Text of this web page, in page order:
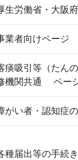
生労働省・大阪
業者向けページ
痰吸引等（たん
機関共通 ページ
がい者・認知症
種届出等の手続